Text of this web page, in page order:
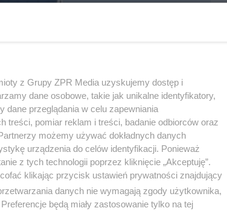
z Grupy ZPR Media uzyskujemy dostęp i
dane osobowe, takie jak unikalne identyfikatory,
dane przeglądania w celu zapewniania
treści, pomiar reklam i treści, badanie odbiorców oraz
możemy używać dokładnych danych
urządzenia do celów identyfikacji. Ponieważ
z tych technologii poprzez kliknięcie „Akceptuję”.
klikając przycisk ustawień prywatności znajdujący
danych nie wymagają zgody użytkownika,
będą miały zastosowanie tylko na tej